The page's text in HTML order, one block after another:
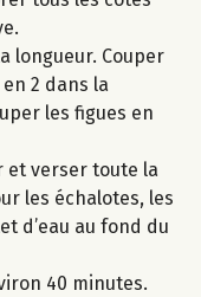
longueur. Couper
2 dans la
les figues en
et verser toute la
les échalotes, les
d’eau au fond du
40 minutes.